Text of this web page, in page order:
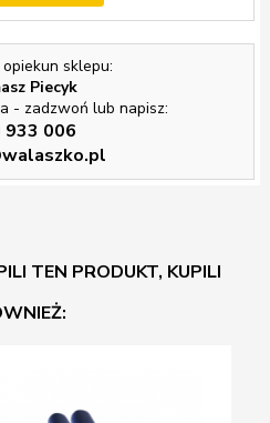
opiekun sklepu:
Piecyk
- zadzwoń lub napisz:
933 006
TEN PRODUKT, KUPILI